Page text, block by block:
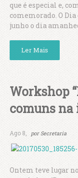
que é especial e,
comemorado. O Dia
junho o dia
Ler Mais
Workshop
comuns na
Ago 8, por Secretaria
Ontem teve lugar